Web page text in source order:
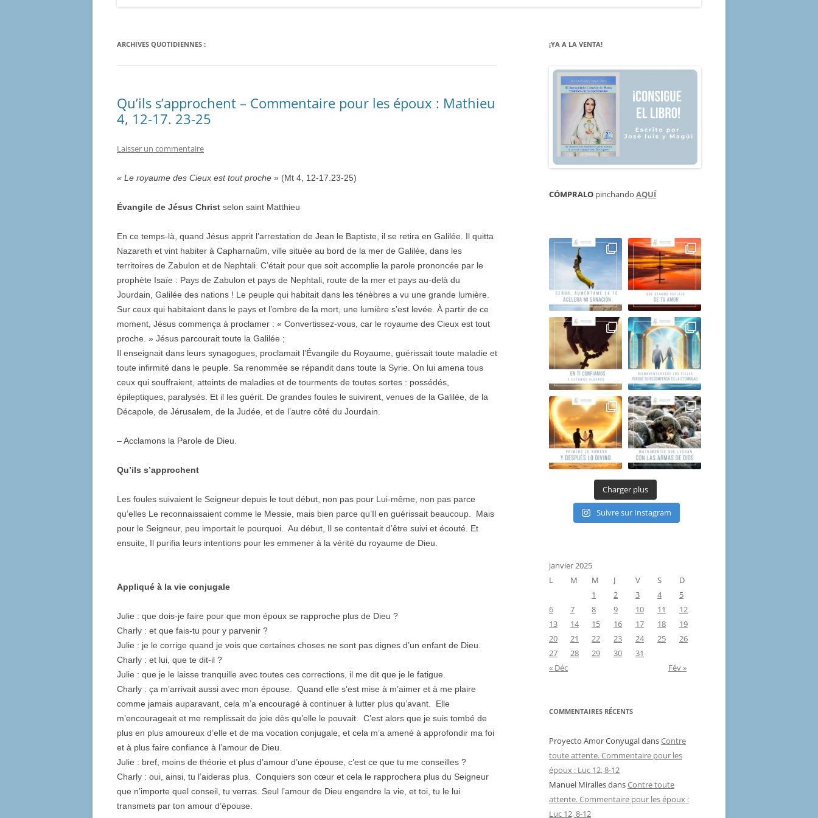
ARCHIVES QUOTIDIENNES :
Qu’ils s’approchent – Commentaire pour les époux : Mathieu
4, 12-17. 23-25
Laisser un commentaire
« Le royaume des Cieux est tout proche » (Mt 4, 12-17.23-25)
Évangile de Jésus Christ selon saint Matthieu
En ce temps-là, quand Jésus apprit l’arrestation de Jean le Baptiste, il se retira en Galilée. Il quitta
Nazareth et vint habiter à Capharnaüm, ville située au bord de la mer de Galilée, dans les
territoires de Zabulon et de Nephtali. C’était pour que soit accomplie la parole prononcée par le
prophète Isaïe : Pays de Zabulon et pays de Nephtali, route de la mer et pays au-delà du
Jourdain, Galilée des nations ! Le peuple qui habitait dans les ténèbres a vu une grande lumière.
Sur ceux qui habitaient dans le pays et l’ombre de la mort, une lumière s’est levée. À partir de ce
moment, Jésus commença à proclamer : « Convertissez-vous, car le royaume des Cieux est tout
proche. » Jésus parcourait toute la Galilée ;
Il enseignait dans leurs synagogues, proclamait l’Évangile du Royaume, guérissait toute maladie et
toute infirmité dans le peuple. Sa renommée se répandit dans toute la Syrie. On lui amena tous
ceux qui souffraient, atteints de maladies et de tourments de toutes sortes : possédés,
épileptiques, paralysés. Et il les guérit. De grandes foules le suivirent, venues de la Galilée, de la
Décapole, de Jérusalem, de la Judée, et de l’autre côté du Jourdain.
– Acclamons la Parole de Dieu.
Qu’ils s’approchent
Les foules suivaient le Seigneur depuis le tout début, non pas pour Lui-même, non pas parce
qu’elles Le reconnaissaient comme le Messie, mais bien parce qu’Il en guérissait beaucoup. Mais
pour le Seigneur, peu importait le pourquoi. Au début, Il se contentait d’être suivi et écouté. Et
ensuite, Il purifia leurs intentions pour les emmener à la vérité du royaume de Dieu.
Appliqué à la vie conjugale
Julie : que dois-je faire pour que mon époux se rapproche plus de Dieu ?
Charly : et que fais-tu pour y parvenir ?
Julie : je le corrige quand je vois que certaines choses ne sont pas dignes d’un enfant de Dieu.
Charly : et lui, que te dit-il ?
Julie : que je le laisse tranquille avec toutes ces corrections, il me dit que je le fatigue.
Charly : ça m’arrivait aussi avec mon épouse. Quand elle s’est mise à m’aimer et à me plaire
comme jamais auparavant, cela m’a encouragé à continuer à lutter plus qu’avant. Elle
m’encourageait et me remplissait de joie dès qu’elle le pouvait. C’est alors que je suis tombé de
plus en plus amoureux d’elle et de ma vocation conjugale, et cela m’a amené à approfondir ma foi
et à plus faire confiance à l’amour de Dieu.
Julie : bref, moins de théorie et plus d’amour d’une épouse, c’est ce que tu me conseilles ?
Charly : oui, ainsi, tu l’aideras plus. Conquiers son cœur et cela le rapprochera plus du Seigneur
que n’importe quel conseil, tu verras. Seul l’amour de Dieu engendre la vie, et toi, tu le lui
transmets par ton amour d’épouse.
¡YA A LA VENTA!
CÓMPRALO pinchando AQUÍ
Charger plus
Suivre sur Instagram
janvier 2025
L
M M J V S
D
1
2 3 4
5
6
7 8 9 10 11
12
13
14 15 16 17 18
19
20
21 22 23 24 25
26
27
28 29 30
31
« Déc
Fév »
COMMENTAIRES RÉCENTS
Proyecto Amor ConyugaldansContre
toute attente. Commentaire pour les
époux : Luc 12, 8-12
Manuel MirallesdansContre toute
attente. Commentaire pour les époux :
Luc 12, 8-12